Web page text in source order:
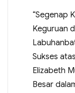
“Segenap
Keguruan
Sukses
Elizabeth
Besar